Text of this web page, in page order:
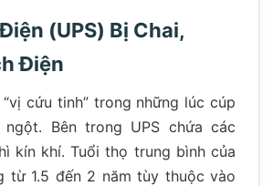
(UPS) Bị Chai,
Điện
cứu tinh” trong những lúc cúp
Bên trong UPS chứa các
kín khí. Tuổi thọ trung bình của
từ 1.5 đến 2 năm tùy thuộc vào